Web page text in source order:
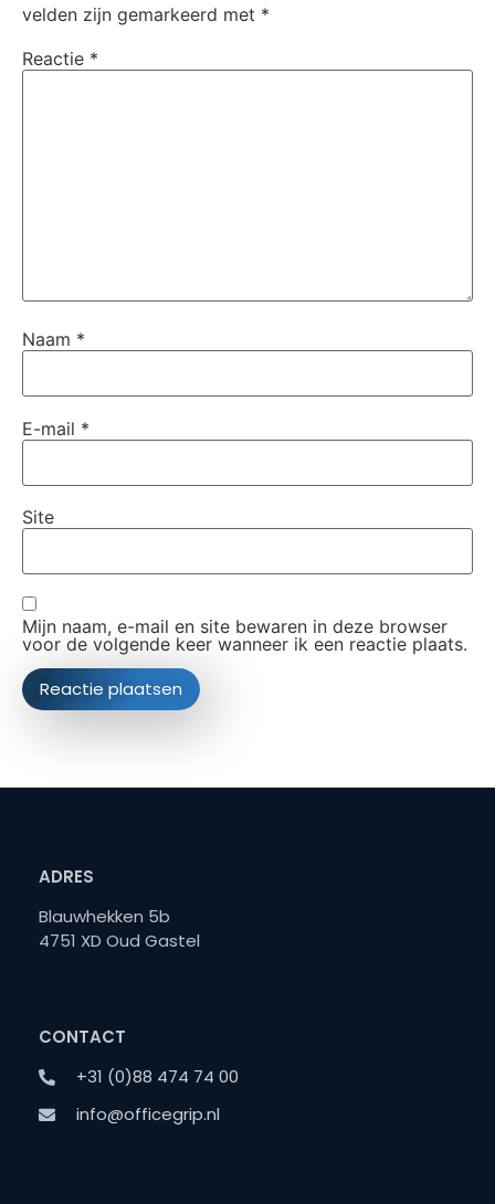
velden zijn gemarkeerd met *
Reactie *
Naam *
E-mail *
Site
Mijn naam, e-mail en site bewaren in deze browser
voor de volgende keer wanneer ik een reactie plaats.
ADRES
Blauwhekken 5b
4751 XD Oud Gastel
CONTACT
+31 (0)88 474 74 00
info@officegrip.nl